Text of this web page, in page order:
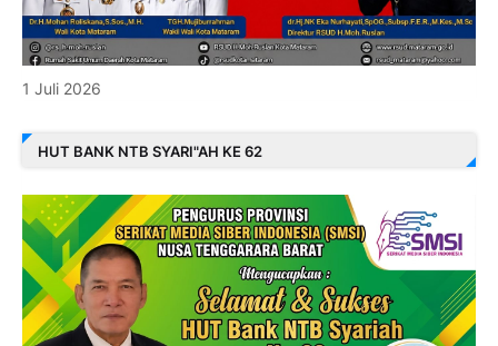
1 Juli 2026
HUT BANK NTB SYARI"AH KE 62